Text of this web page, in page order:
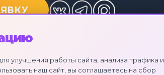
улучшения работы сайта, анализа трафика и
наш сайт, вы соглашаетесь на сбор